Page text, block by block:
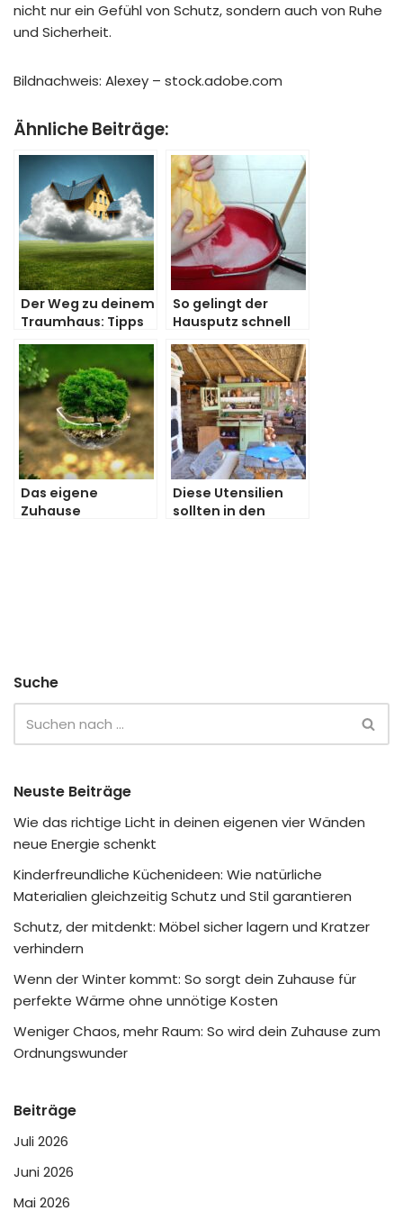
nicht nur ein Gefühl von Schutz, sondern auch von Ruhe
und Sicherheit.
Bildnachweis: Alexey – stock.adobe.com
Ähnliche Beiträge:
Der Weg zu deinem
Traumhaus: Tipps
und Tricks
So gelingt der
Hausputz schnell
und effizient
Das eigene
Zuhause
Diese Utensilien
sollten in den
Suche
Neuste Beiträge
Wie das richtige Licht in deinen eigenen vier Wänden
neue Energie schenkt
Kinderfreundliche Küchenideen: Wie natürliche
Materialien gleichzeitig Schutz und Stil garantieren
Schutz, der mitdenkt: Möbel sicher lagern und Kratzer
verhindern
Wenn der Winter kommt: So sorgt dein Zuhause für
perfekte Wärme ohne unnötige Kosten
Weniger Chaos, mehr Raum: So wird dein Zuhause zum
Ordnungswunder
Beiträge
Juli 2026
Juni 2026
Mai 2026